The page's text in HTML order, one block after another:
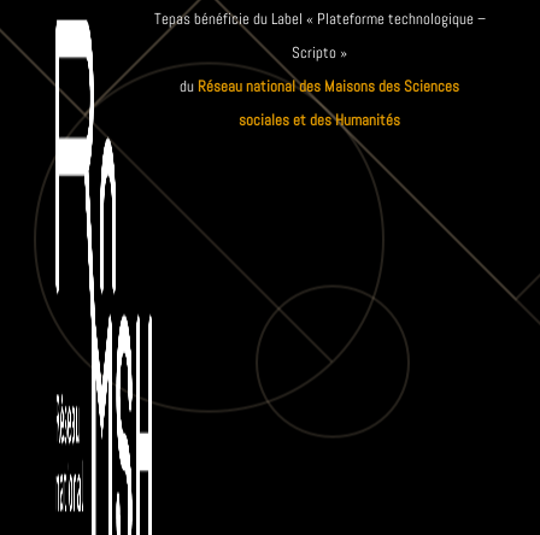
Tepas bénéficie du Label « Plateforme technologique –
Scripto »
du Réseau national des Maisons des Sciences
sociales et des Humanités